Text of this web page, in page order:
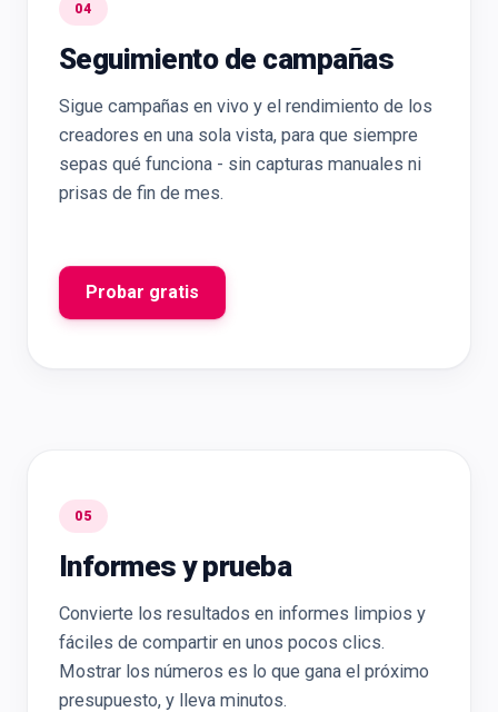
04
Seguimiento de campañas
Sigue campañas en vivo y el rendimiento de los
creadores en una sola vista, para que siempre
sepas qué funciona - sin capturas manuales ni
prisas de fin de mes.
Probar gratis
05
Informes y prueba
Convierte los resultados en informes limpios y
fáciles de compartir en unos pocos clics.
Mostrar los números es lo que gana el próximo
presupuesto, y lleva minutos.